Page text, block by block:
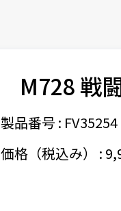
M728 戦
製品番号 : FV35254
価格（税込み） :